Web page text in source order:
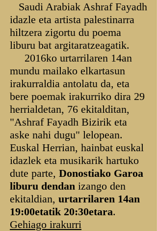
Saudi Arabiak Ashraf Fayadh
idazle eta artista palestinarra
hiltzera zigortu du poema
liburu bat argitaratzeagatik.
2016ko urtarrilaren 14an
mundu mailako elkartasun
irakurraldia antolatu da, eta
bere poemak irakurriko dira 29
herrialdetan, 76 ekitalditan,
"Ashraf Fayadh Bizirik eta
aske nahi dugu" lelopean.
Euskal Herrian, hainbat euskal
idazlek eta musikarik hartuko
dute parte, Donostiako Garoa
liburu dendan izango den
ekitaldian, urtarrilaren 14an
19:00etatik 20:30etara.
Gehiago irakurri